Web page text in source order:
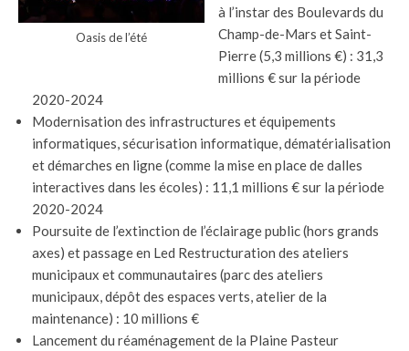
Oasis de l’été
à l’instar des Boulevards du
Champ-de-Mars et Saint-
Pierre (5,3 millions €) : 31,3
millions € sur la période
2020-2024
Modernisation des infrastructures et équipements
informatiques, sécurisation informatique, dématérialisation
et démarches en ligne (comme la mise en place de dalles
interactives dans les écoles) : 11,1 millions € sur la période
2020-2024
Poursuite de l’extinction de l’éclairage public (hors grands
axes) et passage en Led Restructuration des ateliers
municipaux et communautaires (parc des ateliers
municipaux, dépôt des espaces verts, atelier de la
maintenance) : 10 millions €
Lancement du réaménagement de la Plaine Pasteur